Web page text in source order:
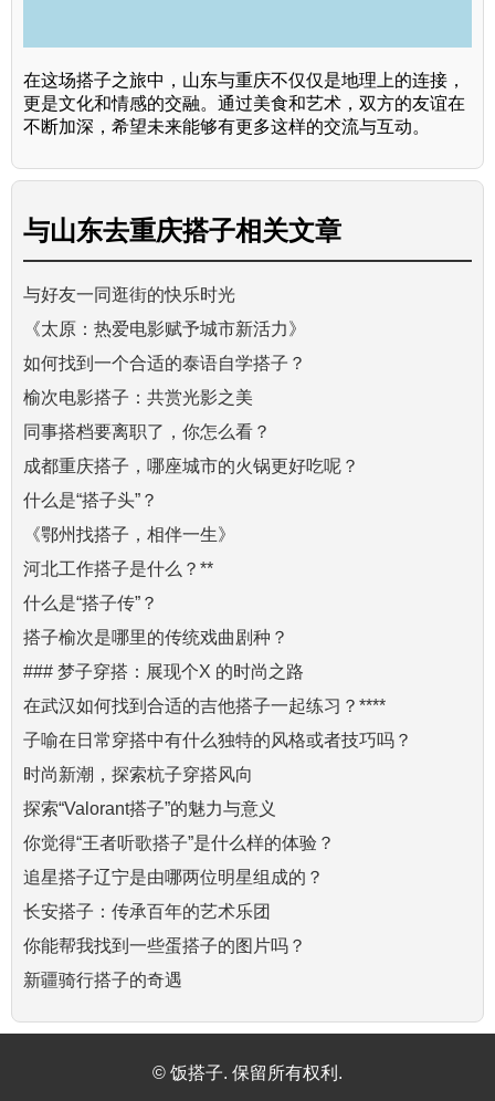
在这场搭子之旅中，山东与重庆不仅仅是地理上的连接，
更是文化和情感的交融。通过美食和艺术，双方的友谊在
不断加深，希望未来能够有更多这样的交流与互动。
与山东去重庆搭子相关文章
与好友一同逛街的快乐时光
《太原：热爱电影赋予城市新活力》
如何找到一个合适的泰语自学搭子？
榆次电影搭子：共赏光影之美
同事搭档要离职了，你怎么看？
成都重庆搭子，哪座城市的火锅更好吃呢？
什么是“搭子头”？
《鄂州找搭子，相伴一生》
河北工作搭子是什么？**
什么是“搭子传”？
搭子榆次是哪里的传统戏曲剧种？
### 梦子穿搭：展现个X 的时尚之路
在武汉如何找到合适的吉他搭子一起练习？****
子喻在日常穿搭中有什么独特的风格或者技巧吗？
时尚新潮，探索杭子穿搭风向
探索“Valorant搭子”的魅力与意义
你觉得“王者听歌搭子”是什么样的体验？
追星搭子辽宁是由哪两位明星组成的？
长安搭子：传承百年的艺术乐团
你能帮我找到一些蛋搭子的图片吗？
新疆骑行搭子的奇遇
© 饭搭子. 保留所有权利.